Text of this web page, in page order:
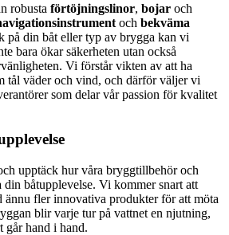
robusta förtöjningslinor, bojar och
och bekväma
på din båt eller typ av brygga kan vi
bara ökar säkerheten utan också
Vi förstår vikten av att ha
tål väder och vind, och därför väljer vi
som delar vår passion för kvalitet
upptäck hur våra bryggtillbehör och
båtupplevelse. Vi kommer snart att
ännu fler innovativa produkter för att möta
blir varje tur på vattnet en njutning,
går hand i hand.